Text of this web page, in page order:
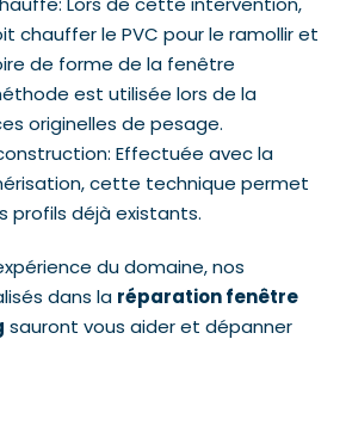
chauffer le PVC pour le ramollir et
de forme de la fenêtre
est utilisée lors de la
originelles de pesage.
Effectuée avec la
cette technique permet
profils déjà existants.
du domaine, nos
dans la réparation fenêtre
sauront vous aider et dépanner